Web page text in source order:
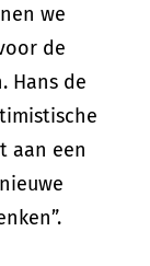
we
de
Hans de
aan een